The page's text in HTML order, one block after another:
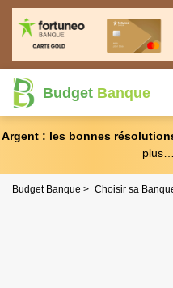
Budget Banque
Argent : les bonnes
Budget Banque Choisir sa